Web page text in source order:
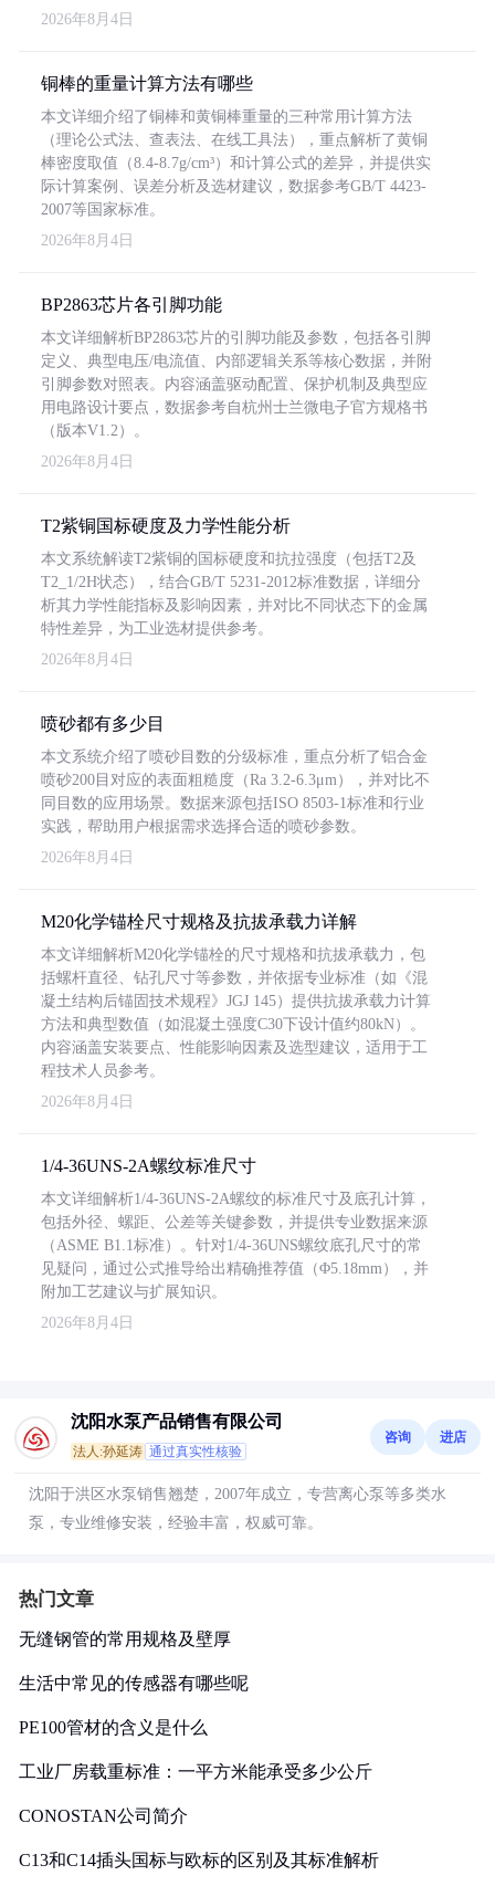
2026年8月4日
铜棒的重量计算方法有哪些
本文详细介绍了铜棒和黄铜棒重量的三种常用计算方法
（理论公式法、查表法、在线工具法），重点解析了黄铜
棒密度取值（8.4-8.7g/cm³）和计算公式的差异，并提供实
际计算案例、误差分析及选材建议，数据参考GB/T 4423-
2007等国家标准。
2026年8月4日
BP2863芯片各引脚功能
本文详细解析BP2863芯片的引脚功能及参数，包括各引脚
定义、典型电压/电流值、内部逻辑关系等核心数据，并附
引脚参数对照表。内容涵盖驱动配置、保护机制及典型应
用电路设计要点，数据参考自杭州士兰微电子官方规格书
（版本V1.2）。
2026年8月4日
T2紫铜国标硬度及力学性能分析
本文系统解读T2紫铜的国标硬度和抗拉强度（包括T2及
T2_1/2H状态），结合GB/T 5231-2012标准数据，详细分
析其力学性能指标及影响因素，并对比不同状态下的金属
特性差异，为工业选材提供参考。
2026年8月4日
喷砂都有多少目
本文系统介绍了喷砂目数的分级标准，重点分析了铝合金
喷砂200目对应的表面粗糙度（Ra 3.2-6.3μm），并对比不
同目数的应用场景。数据来源包括ISO 8503-1标准和行业
实践，帮助用户根据需求选择合适的喷砂参数。
2026年8月4日
M20化学锚栓尺寸规格及抗拔承载力详解
本文详细解析M20化学锚栓的尺寸规格和抗拔承载力，包
括螺杆直径、钻孔尺寸等参数，并依据专业标准（如《混
凝土结构后锚固技术规程》JGJ 145）提供抗拔承载力计算
方法和典型数值（如混凝土强度C30下设计值约80kN）。
内容涵盖安装要点、性能影响因素及选型建议，适用于工
程技术人员参考。
2026年8月4日
1/4-36UNS-2A螺纹标准尺寸
本文详细解析1/4-36UNS-2A螺纹的标准尺寸及底孔计算，
包括外径、螺距、公差等关键参数，并提供专业数据来源
（ASME B1.1标准）。针对1/4-36UNS螺纹底孔尺寸的常
见疑问，通过公式推导给出精确推荐值（Φ5.18mm），并
附加工艺建议与扩展知识。
2026年8月4日
沈阳水泵产品销售有限公司
法人:孙延涛 通过真实性核验
咨询 进店
沈阳于洪区水泵销售翘楚，2007年成立，专营离心泵等多类水
泵，专业维修安装，经验丰富，权威可靠。
热门文章
无缝钢管的常用规格及壁厚
生活中常见的传感器有哪些呢
PE100管材的含义是什么
工业厂房载重标准：一平方米能承受多少公斤
CONOSTAN公司简介
C13和C14插头国标与欧标的区别及其标准解析